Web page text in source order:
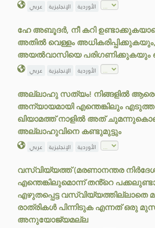
عربي الإنجليزية الأوردية
ഹേ അബൂദർ, നീ കറി
അതിൽ വെള്ളം
അയൽവാസിയെ
عربي الإنجليزية الأوردية
അല്ലാഹു സത്യം! നിങ്ങളിൽ
അന്യായമായി എന്തെങ്കിലും
ഖിയാമത്ത് നാളിൽ അത്
അല്ലാഹുവിനെ കണ്ടുമുട്ടും
عربي الإنجليزية الأوردية
വസ്വിയ്യത്ത് (മരണാനന്തര
എന്തെങ്കിലുമൊന്ന് തൻ്റെ
എഴുതപ്പെട്ട വസ്വിയ്യത്തില്ലാതെ
രാത്രികൾ പിന്നിടുക എന്നത് ഒരു
അനുയോജ്യമല്ല